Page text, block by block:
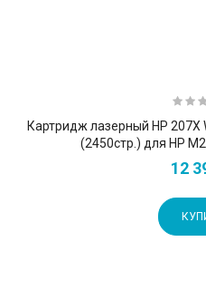
Картридж лазерный HP 207X
(2450стр.) для HP
12